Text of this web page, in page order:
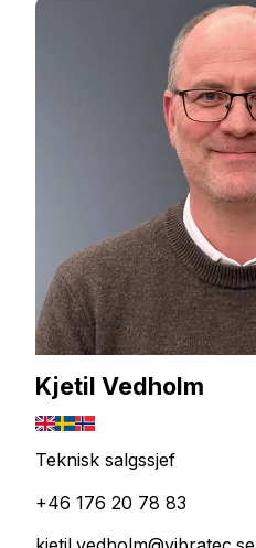
Kjetil Vedholm
Teknisk salgssjef
+46 176 20 78 83